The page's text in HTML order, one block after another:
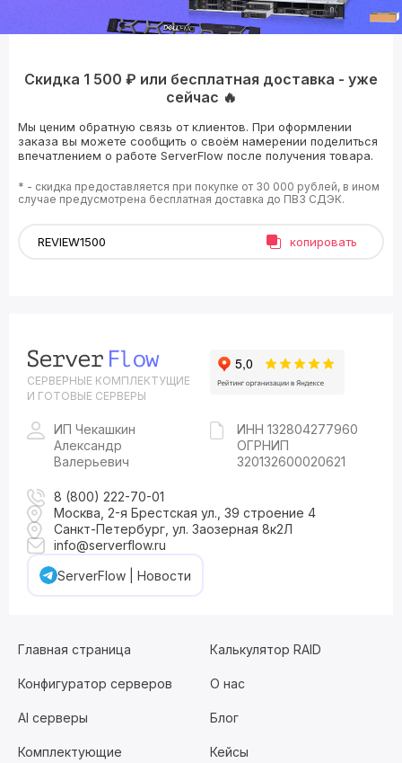
Скидка 1 500 ₽ или бесплатная доставка - уже
сейчас 🔥
Мы ценим обратную связь от клиентов. При оформлении
заказа вы можете сообщить о своём намерении поделиться
впечатлением о работе ServerFlow после получения товара.
* - скидка предоставляется при покупке от 30 000 рублей, в ином
случае предусмотрена бесплатная доставка до ПВЗ СДЭК.
копировать
СЕРВЕРНЫЕ КОМПЛЕКТУЩИЕ
И ГОТОВЫЕ СЕРВЕРЫ
ИП Чекашкин
Александр
Валерьевич
ИНН 132804277960
ОГРНИП
320132600020621
8 (800) 222-70-01
Москва, 2-я Брестская ул., 39 строение 4
Санкт-Петербург, ул. Заозерная 8к2Л
info@serverflow.ru
ServerFlow | Новости
Главная страница Калькулятор RAID
Конфигуратор серверов О нас
AI серверы Блог
Комплектующие Кейсы